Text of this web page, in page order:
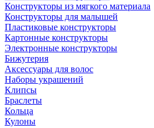
Конструкторы из мягкого материала
Конструкторы для малышей
Пластиковые конструкторы
Картонные конструкторы
Электронные конструкторы
Бижутерия
Аксессуары для волос
Наборы украшений
Клипсы
Браслеты
Кольца
Кулоны